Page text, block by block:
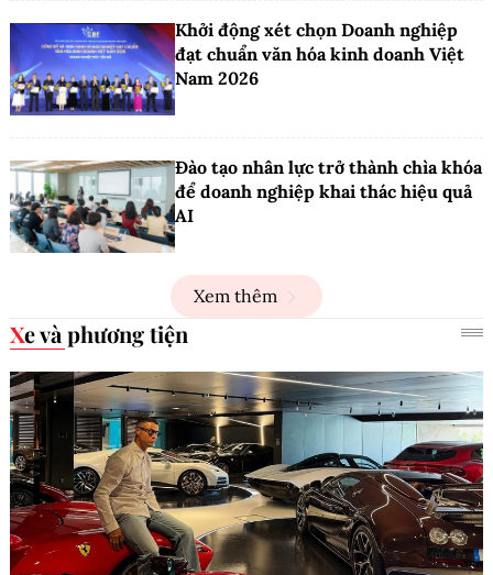
Khởi động xét chọn Doanh nghiệp
đạt chuẩn văn hóa kinh doanh Việt
Nam 2026
Đào tạo nhân lực trở thành chìa khóa
để doanh nghiệp khai thác hiệu quả
AI
Xem thêm
Xe và phương tiện